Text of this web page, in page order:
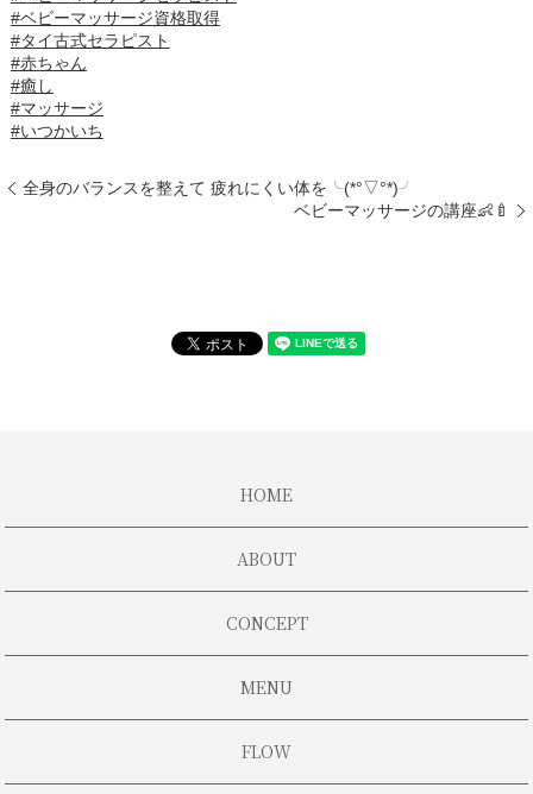
#ベビーマッサージ資格取得
#タイ古式セラピスト
#赤ちゃん
#癒し
#マッサージ
#いつかいち
全身のバランスを整えて 疲れにくい体を╰(*°▽°*)╯
ベビーマッサージの講座👶🍼
HOME
ABOUT
CONCEPT
MENU
FLOW